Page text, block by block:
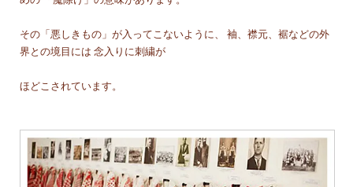
その「悪しきもの」が入ってこないように、 袖、襟元、裾などの外
界との境目には 念入りに刺繍が
ほどこされています。